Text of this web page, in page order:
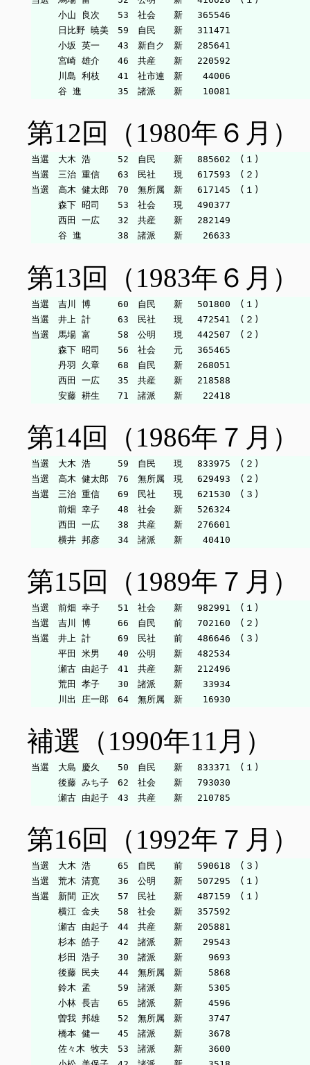
小山 良次　　53　社会　　新　 365546
日比野 暁美　59　自民　　新　 311471
小坂 英一　　43　新自ク　新　 285641
宮崎 雄介　　46　共産　　新　 220592
川島 利枝　　41　社市連　新　  44006
第12回（1980年６月）
当選　大木 浩　　　52　自民　　新　 885602　(１)
当選　三治 重信　　63　民社　　現　 617593　(２)
当選　高木 健太郎　70　無所属　新　 617145　(１)
森下 昭司　　53　社会　　現　 490377
西田 一広　　32　共産　　新　 282149
第13回（1983年６月）
当選　吉川 博　　　60　自民　　新　 501800　(１)
当選　井上 計　　　63　民社　　現　 472541　(２)
当選　馬場 富　　　58　公明　　現　 442507　(２)
森下 昭司　　56　社会　　元　 365465
丹羽 久章　　68　自民　　新　 268051
西田 一広　　35　共産　　新　 218588
第14回（1986年７月）
当選　大木 浩　　　59　自民　　現　 833975　(２)
当選　高木 健太郎　76　無所属　現　 629493　(２)
当選　三治 重信　　69　民社　　現　 621530　(３)
前畑 幸子　　48　社会　　新　 526324
西田 一広　　38　共産　　新　 276601
第15回（1989年７月）
当選　前畑 幸子　　51　社会　　新　 982991　(１)
当選　吉川 博　　　66　自民　　前　 702160　(２)
当選　井上 計　　　69　民社　　前　 486646　(３)
平田 米男　　40　公明　　新　 482534
瀬古 由起子　41　共産　　新　 212496
荒田 孝子　　30　諸派　　新　  33934
補選（1990年11月）
当選　大島 慶久　　50　自民　　新　 833371　(１)
後藤 みち子　62　社会　　新　 793030
第16回（1992年７月）
当選　大木 浩　　　65　自民　　前　 590618　(３)
当選　荒木 清寛　　36　公明　　新　 507295　(１)
当選　新間 正次　　57　民社　　新　 487159　(１)
横江 金夫　　58　社会　　新　 357592
瀬古 由起子　44　共産　　新　 205881
杉本 皓子　　42　諸派　　新　  29543
杉田 浩子　　30　諸派　　新　   9693
後藤 民夫　　44　無所属　新　   5868
鈴木 孟　　　59　諸派　　新　   5305
小林 長吉　　65　諸派　　新　   4596
曽我 邦雄　　52　無所属　新　   3747
橋本 健一　　45　諸派　　新　   3678
佐々木 牧夫　53　諸派　　新　   3600